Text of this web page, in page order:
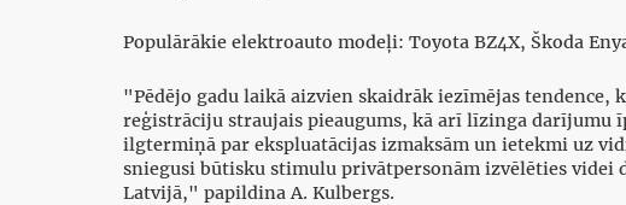
Populārākie elektroauto modeļi: Toyota BZ4X, Škoda
"Pēdējo gadu laikā aizvien skaidrāk iezīmējas
reģistrāciju straujais pieaugums, kā arī līzinga darījumu
ilgtermiņā par ekspluatācijas izmaksām un ietekmi uz
sniegusi būtisku stimulu privātpersonām izvēlēties videi
Latvijā," papildina A. Kulbergs.